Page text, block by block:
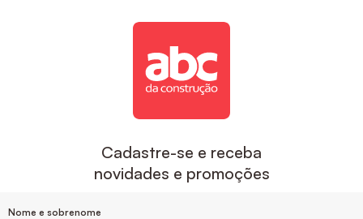
Cadastre-se e receba
novidades e promoções